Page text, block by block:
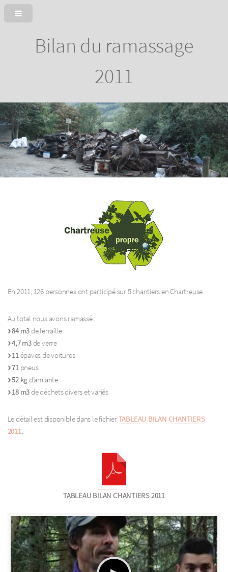
Bilan du ramassage
2011
En 2011, 126 personnes ont participé sur 5 chantiers en Chartreuse.
Au total nous avons ramassé :
84 m3de ferraille
4,7 m3de verre
11épaves de voitures
71pneus
52 kgd’amiante
18 m3de déchets divers et variés
Le détail est disponible dans le fichierTABLEAU BILAN CHANTIERS
2011.
TABLEAU BILAN CHANTIERS 2011